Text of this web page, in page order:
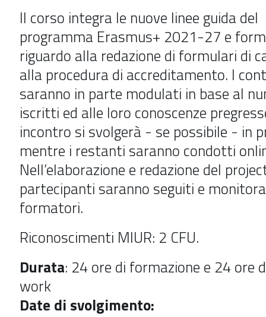
Il corso integra le nuove linee guida del
programma Erasmus+ 2021-27 e
riguardo alla redazione di formulari di
alla procedura di accreditamento. I
saranno in parte modulati in base al
iscritti ed alle loro conoscenze
incontro si svolgerà - se possibile - in
mentre i restanti saranno condotti
Nell’elaborazione e redazione del
partecipanti saranno seguiti e
formatori.
Riconoscimenti MIUR: 2 CFU.
Durata: 24 ore di formazione e 24 ore
work
Date di svolgimento: